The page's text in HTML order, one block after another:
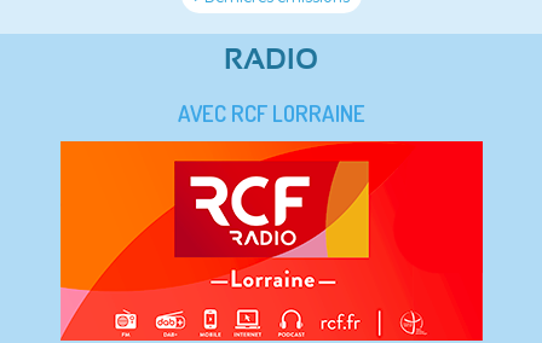
RADIO
AVEC RCF LORRAINE